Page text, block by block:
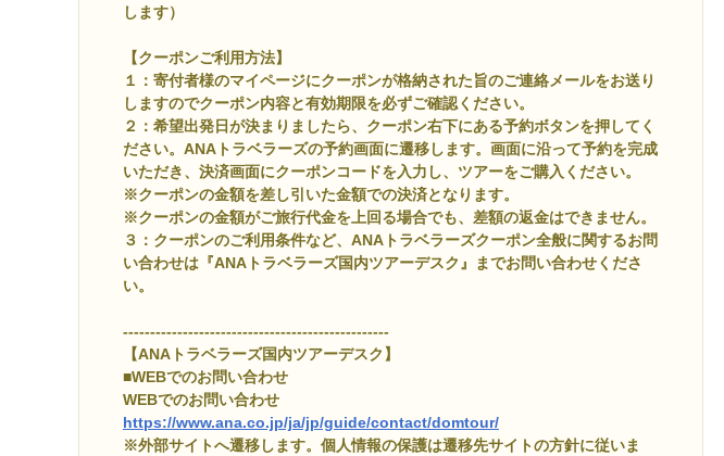
します）
【クーポンご利用方法】
１：寄付者様のマイページにクーポンが格納された旨のご連絡メールをお送り
しますのでクーポン内容と有効期限を必ずご確認ください。
２：希望出発日が決まりましたら、クーポン右下にある予約ボタンを押してく
ださい。ANAトラベラーズの予約画面に遷移します。画面に沿って予約を完成
いただき、決済画面にクーポンコードを入力し、ツアーをご購入ください。
※クーポンの金額を差し引いた金額での決済となります。
※クーポンの金額がご旅行代金を上回る場合でも、差額の返金はできません。
３：クーポンのご利用条件など、ANAトラベラーズクーポン全般に関するお問
い合わせは『ANAトラベラーズ国内ツアーデスク』までお問い合わせくださ
い。
-------------------------------------------------
【ANAトラベラーズ国内ツアーデスク】
■WEBでのお問い合わせ
WEBでのお問い合わせ
https://www.ana.co.jp/ja/jp/guide/contact/domtour/
※外部サイトへ遷移します。個人情報の保護は遷移先サイトの方針に従いま